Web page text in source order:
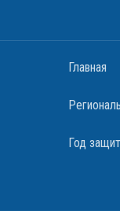
Главная
Год